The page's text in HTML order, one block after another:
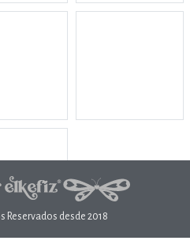
Reservados desde 2018